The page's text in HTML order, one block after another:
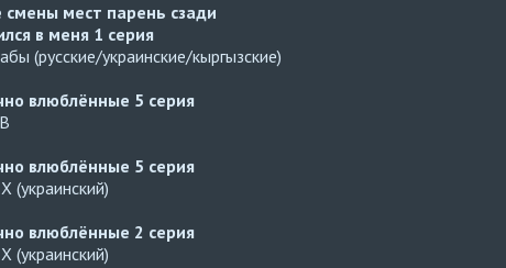
смены мест парень сзади
в меня 1 серия
(русские/украинские/кыргызские)
влюблённые 5 серия
влюблённые 5 серия
(украинский)
влюблённые 2 серия
(украинский)